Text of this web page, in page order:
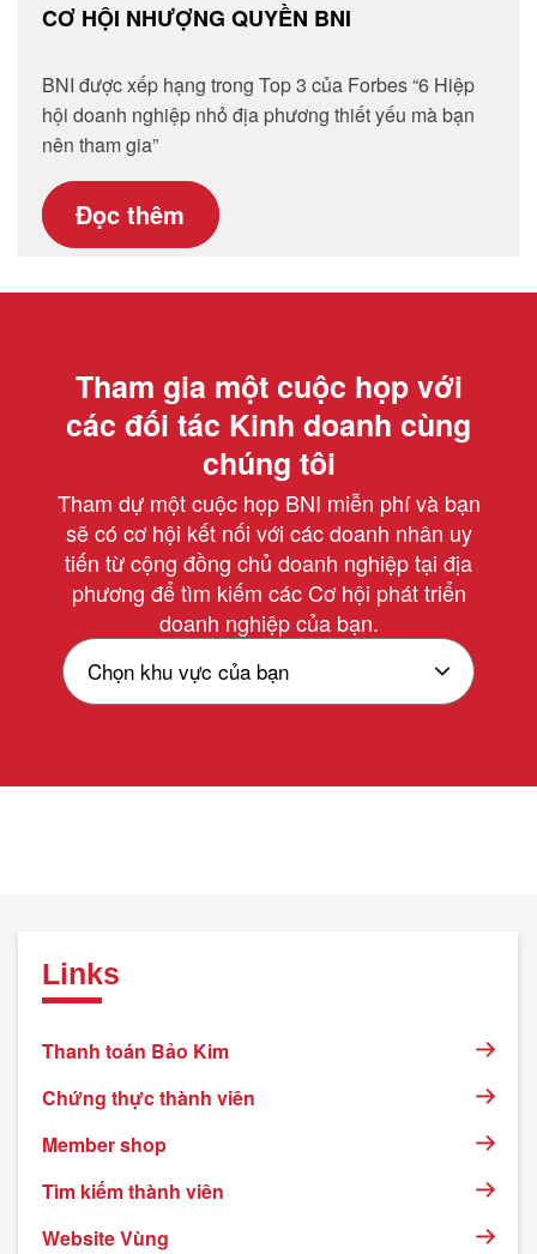
CƠ HỘI NHƯỢNG QUYỀN BNI
BNI được xếp hạng trong Top 3 của Forbes “6 Hiệp
hội doanh nghiệp nhỏ địa phương thiết yếu mà bạn
nên tham gia”
Đọc thêm
Tham gia một cuộc họp với
các đối tác Kinh doanh cùng
chúng tôi
Tham dự một cuộc họp BNI miễn phí và bạn
sẽ có cơ hội kết nối với các doanh nhân uy
tiến từ cộng đồng chủ doanh nghiệp tại địa
phương để tìm kiếm các Cơ hội phát triển
doanh nghiệp của bạn.
Links
Thanh toán Bảo Kim
Chứng thực thành viên
Member shop
Tìm kiếm thành viên
Website Vùng